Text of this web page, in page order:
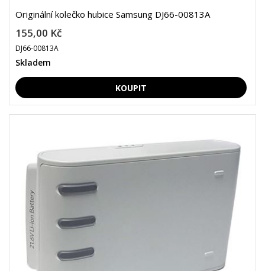
Originální kolečko hubice Samsung DJ66-00813A
155,00 Kč
DJ66-00813A
Skladem